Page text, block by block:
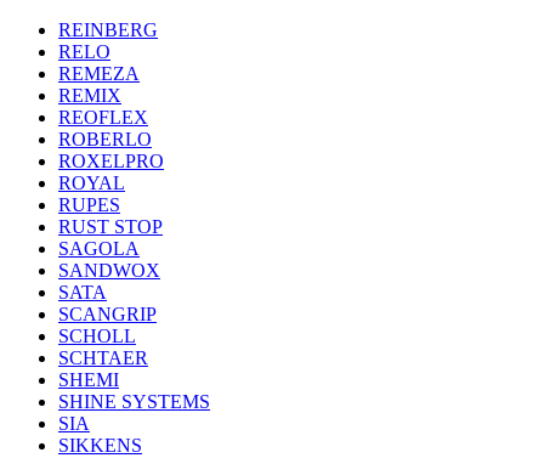
REINBERG
RELO
REMEZA
REMIX
REOFLEX
ROBERLO
ROXELPRO
ROYAL
RUPES
RUST STOP
SAGOLA
SANDWOX
SATA
SCANGRIP
SCHOLL
SCHTAER
SHEMI
SHINE SYSTEMS
SIA
SIKKENS